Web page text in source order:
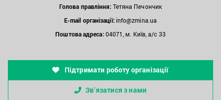
Голова правління: Тетяна Печончик
E-mail організації: info@zmina.ua
Поштова адреса:04071, м. Київ, а/с 33
Підтримати роботу організації
Зв’язатися з нами